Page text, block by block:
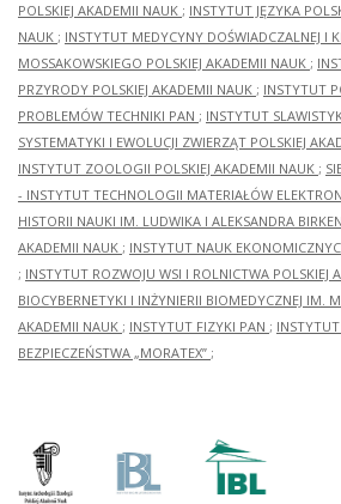
POLSKIEJ AKADEMII NAUK ; INSTYTUT JĘZYKA
NAUK ; INSTYTUT MEDYCYNY DOŚWIADCZALNEJ I
MOSSAKOWSKIEGO POLSKIEJ AKADEMII NAUK ;
PRZYRODY POLSKIEJ AKADEMII NAUK ; INSTYTUT
PROBLEMÓW TECHNIKI PAN ; INSTYTUT
SYSTEMATYKI I EWOLUCJI ZWIERZĄT POLSKIEJ
INSTYTUT ZOOLOGII POLSKIEJ AKADEMII NAUK ;
- INSTYTUT TECHNOLOGII MATERIAŁÓW
HISTORII NAUKI IM. LUDWIKA I ALEKSANDRA
AKADEMII NAUK ; INSTYTUT NAUK
; INSTYTUT ROZWOJU WSI I ROLNICTWA POLSKIEJ
BIOCYBERNETYKI I INŻYNIERII BIOMEDYCZNEJ IM.
AKADEMII NAUK ; INSTYTUT FIZYKI PAN ;
BEZPIECZEŃSTWA „MORATEX” ;